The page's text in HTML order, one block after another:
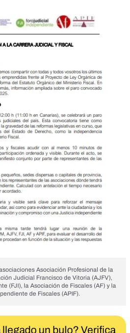
Asociación Profesional de la
Judicial Francisco de Vitoria (AJFV),
(FJI), la Asociación de Fiscales (AF) y la
de Fiscales (APIF).
llegado un bulo? Verifica